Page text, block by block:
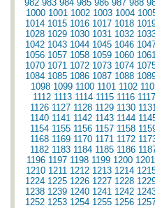
982 983 984 985 986 987 988
1000 1001 1002 1003 1004
1014 1015 1016 1017 1018
1028 1029 1030 1031 1032
1042 1043 1044 1045 1046
1056 1057 1058 1059 1060
1070 1071 1072 1073 1074
1084 1085 1086 1087 1088
1098 1099 1100 1101 1102
1112 1113 1114 1115 1116 1117
1126 1127 1128 1129 1130
1140 1141 1142 1143 1144
1154 1155 1156 1157 1158
1168 1169 1170 1171 1172
1182 1183 1184 1185 1186
1196 1197 1198 1199 1200 1201
1210 1211 1212 1213 1214
1224 1225 1226 1227 1228
1238 1239 1240 1241 1242
1252 1253 1254 1255 1256